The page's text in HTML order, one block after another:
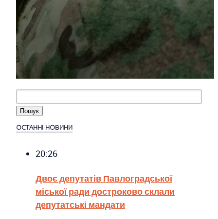
ОСТАННІ НОВИНИ
20:26
Двоє депутатів Павлоградської
міської ради достроково склали
депутатські мандати